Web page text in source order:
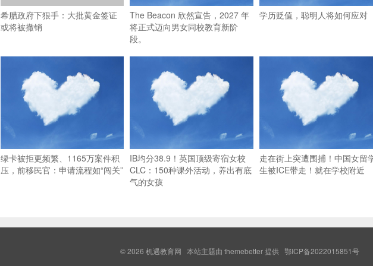
希腊政府下狠手：大批黄金签证
或将被撤销
The Beacon 欣然宣告，2027 年
将正式迈向男女同校教育新阶
段。
学历贬值，聪明人将如何应对
绿卡被拒更频繁、1165万案件积
压，前移民官：申请流程如“闯关”
IB均分38.9！英国顶级寄宿女校
CLC：150种课外活动，养出有底
气的女孩
走在街上突遭围捕！中国女留
生被ICE带走！就在学校附近
© 2026 机遇教育网 本站主题由 themebetter提供 鄂ICP备2022015851号